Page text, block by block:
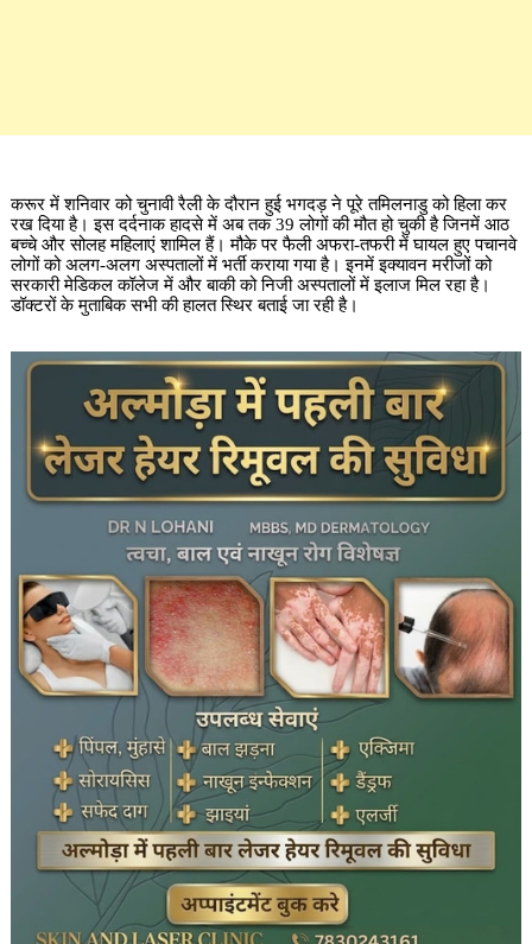
करूर में शनिवार को चुनावी रैली के दौरान हुई भगदड़ ने पूरे तमिलनाडु को हिला कर
रख दिया है। इस दर्दनाक हादसे में अब तक 39 लोगों की मौत हो चुकी है जिनमें आठ
बच्चे और सोलह महिलाएं शामिल हैं। मौके पर फैली अफरा-तफरी में घायल हुए पचानवे
लोगों को अलग-अलग अस्पतालों में भर्ती कराया गया है। इनमें इक्यावन मरीजों को
सरकारी मेडिकल कॉलेज में और बाकी को निजी अस्पतालों में इलाज मिल रहा है।
डॉक्टरों के मुताबिक सभी की हालत स्थिर बताई जा रही है।